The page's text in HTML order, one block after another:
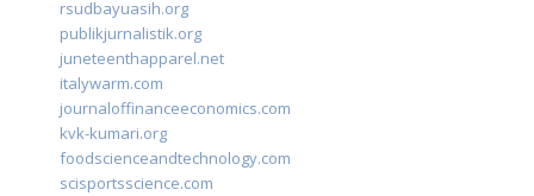
rsudbayuasih.org
publikjurnalistik.org
juneteenthapparel.net
italywarm.com
journaloffinanceeconomics.com
kvk-kumari.org
foodscienceandtechnology.com
scisportsscience.com